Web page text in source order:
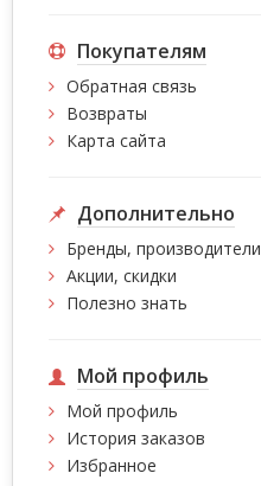
Покупателям
Обратная связь
Возвраты
Карта сайта
Дополнительно
Бренды, производители
Акции, скидки
Полезно знать
Мой профиль
Мой профиль
История заказов
Избранное